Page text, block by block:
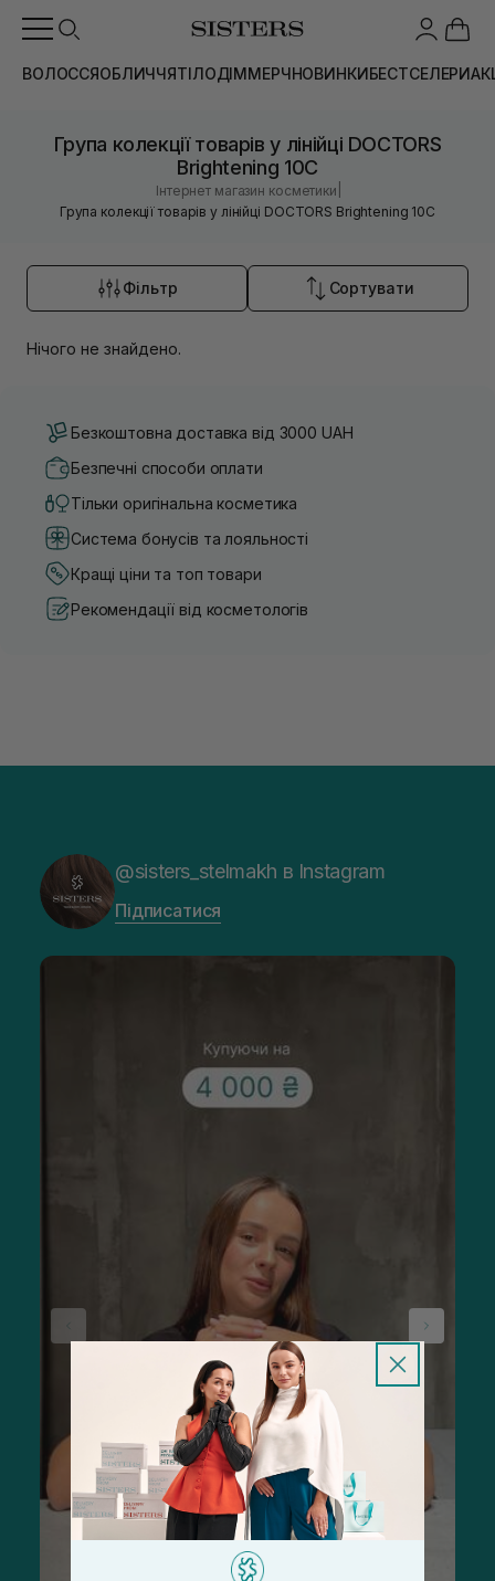
ВОЛОССЯОБЛИЧЧЯТІЛОДІММЕРЧНОВИНКИБЕСТСЕЛЕРИ
Група колекції товарів у лінійці DOCTORS
Brightening 10C
Інтернет магазин косметики
Група колекції товарів у лінійці DOCTORS Brightening 10C
Фільтр Сортувати
Нічого не знайдено.
Безкоштовна доставка від 3000 UAH
Безпечні способи оплати
Тільки оригінальна косметика
Система бонусів та лояльності
Кращі ціни та топ товари
Рекомендації від косметологів
@sisters_stelmakh в Instagram
Підписатися